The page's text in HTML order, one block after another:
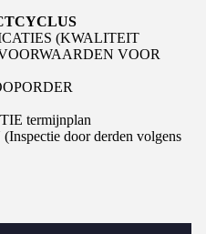
(KWALITEIT
VOOR
termijnplan
door derden volgens